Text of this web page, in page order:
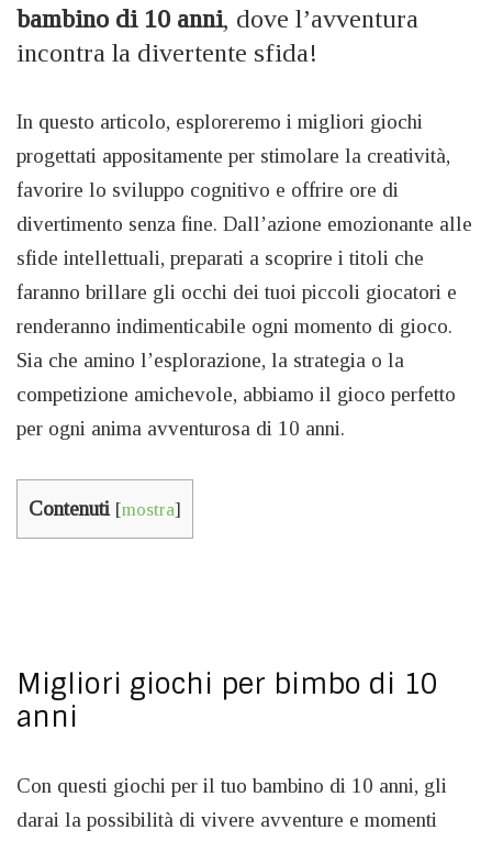
bambino di 10 anni, dove l’avventura
incontra la divertente sfida!
In questo articolo, esploreremo i migliori giochi
progettati appositamente per stimolare la creatività,
favorire lo sviluppo cognitivo e offrire ore di
divertimento senza fine. Dall’azione emozionante alle
sfide intellettuali, preparati a scoprire i titoli che
faranno brillare gli occhi dei tuoi piccoli giocatori e
renderanno indimenticabile ogni momento di gioco.
Sia che amino l’esplorazione, la strategia o la
competizione amichevole, abbiamo il gioco perfetto
per ogni anima avventurosa di 10 anni.
Contenuti [mostra]
Migliori giochi per bimbo di 10
anni
Con questi giochi per il tuo bambino di 10 anni, gli
darai la possibilità di vivere avventure e momenti